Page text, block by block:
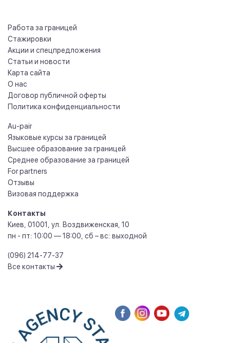
Работа за границей
Стажировки
Акции и спецпредложения
Статьи и новости
Карта сайта
О нас
Договор публичной оферты
Политика конфиденциальности
Au-pair
Языковые курсы за границей
Высшее образование за границей
Среднее образование за границей
For partners
Отзывы
Визовая поддержка
Контакты
Киев 01001
ул. Воздвиженская, 10
пн - пт: 10:00 — 18:00, сб – вс: выходной
(096) 214-77-37
Все контакты